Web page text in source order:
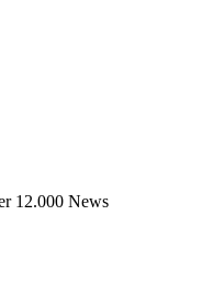
12.000 News